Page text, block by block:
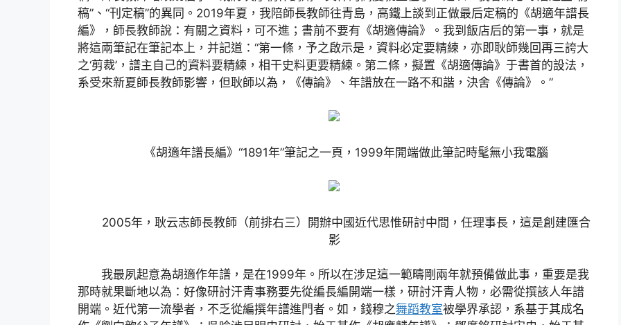
稿”、“刊定稿”的異同。2019年夏，我陪師長教師往青島，高鐵上談到正做最后定稿的《胡適年譜長
編》，師長教師說：有關之資料，可不進；書前不要有《胡適傳論》。我到飯店后的第一事，就是
將這兩筆記在筆記本上，并記道：“第一條，予之啟示是，資料必定要精練，亦即耿師幾回再三誇大
之‘剪裁’，譜主自己的資料要精練，相干史料更要精練。第二條，擬置《胡適傳論》于書首的設法，
系受來新夏師長教師影響，但耿師以為，《傳論》、年譜放在一路不和諧，決舍《傳論》。”
《胡適年譜長編》“1891年”筆記之一頁，1999年開端做此筆記時髦無小我電腦
2005年，耿云志師長教師（前排右三）開辦中國近代思惟研討中間，任理事長，這是創建匯合
影
我最夙起意為胡適作年譜，是在1999年。所以在涉足這一範疇剛兩年就預備做此事，重要是我
那時就果斷地以為：好像研討汗青事務要先從編長編開端一樣，研討汗青人物，必需從撰該人年譜
開端。近代第一流學者，不乏從編撰年譜進門者。如，錢穆之舞蹈教室被學界承認，系基于其成名